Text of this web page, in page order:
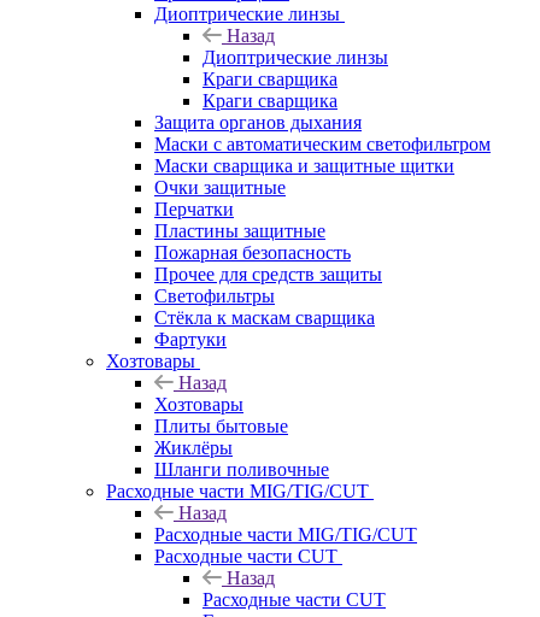
Диоптрические линзы
Назад
Диоптрические линзы
Краги сварщика
Краги сварщика
Защита органов дыхания
Маски с автоматическим светофильтром
Маски сварщика и защитные щитки
Очки защитные
Перчатки
Пластины защитные
Пожарная безопасность
Прочее для средств защиты
Светофильтры
Стёкла к маскам сварщика
Фартуки
Хозтовары
Назад
Хозтовары
Плиты бытовые
Жиклёры
Шланги поливочные
Расходные части MIG/TIG/CUT
Назад
Расходные части MIG/TIG/CUT
Расходные части CUT
Назад
Расходные части CUT